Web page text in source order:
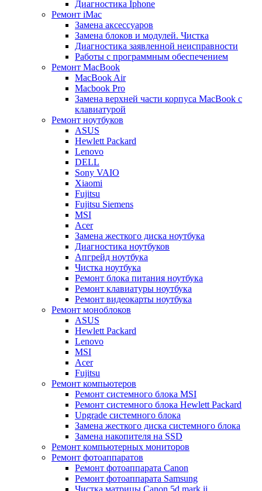
Диагностика Iphone
Ремонт iMac
Замена аксессуаров
Замена блоков и модулей. Чистка
Диагностика заявленной неисправности
Работы с программным обеспечением
Ремонт MacBook
MacBook Air
Macbook Pro
Замена верхней части корпуса MacBook с
клавиатурой
Ремонт ноутбуков
ASUS
Hewlett Packard
Lenovo
DELL
Sony VAIO
Xiaomi
Fujitsu
Fujitsu Siemens
MSI
Acer
Замена жесткого диска ноутбука
Диагностика ноутбуков
Апгрейд ноутбука
Чистка ноутбука
Ремонт блока питания ноутбука
Ремонт клавиатуры ноутбука
Ремонт видеокарты ноутбука
Ремонт моноблоков
ASUS
Hewlett Packard
Lenovo
MSI
Acer
Fujitsu
Ремонт компьютеров
Ремонт системного блока MSI
Ремонт системного блока Hewlett Packard
Upgrade системного блока
Замена жесткого диска системного блока
Замена накопителя на SSD
Ремонт компьютерных мониторов
Ремонт фотоаппаратов
Ремонт фотоаппарата Canon
Ремонт фотоаппарата Samsung
Чистка матрицы Canon 5d mark ii